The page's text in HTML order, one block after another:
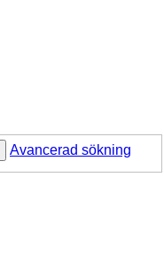
Avancerad sökning